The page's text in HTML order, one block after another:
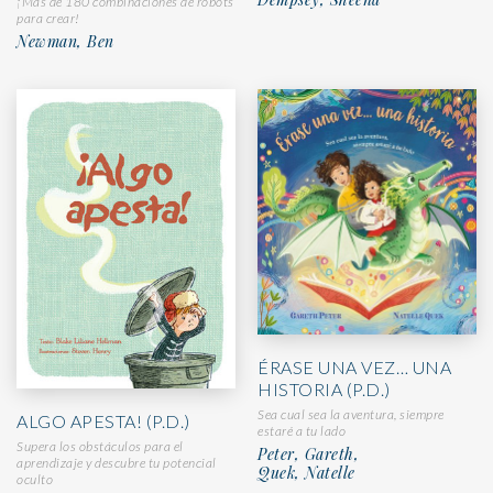
para crear!
Newman, Ben
ALGO APESTA! (P.D.)
Supera los obstáculos para el
aprendizaje y descubre tu potencial
oculto
ÉRASE UNA VEZ… UNA
HISTORIA (P.D.)
Sea cual sea la aventura, siempre
estaré a tu lado
Peter, Gareth,
Quek, Natelle